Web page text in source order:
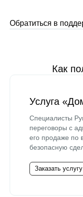
Обратиться в
Как
Услуга
Специалисты
переговоры с
его продаже по
безопасную
Заказать услугу